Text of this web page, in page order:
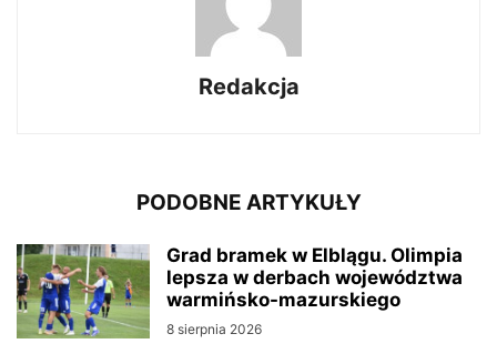
Redakcja
PODOBNE ARTYKUŁY
Grad bramek w Elblągu. Olimpia
lepsza w derbach województwa
warmińsko-mazurskiego
8 sierpnia 2026